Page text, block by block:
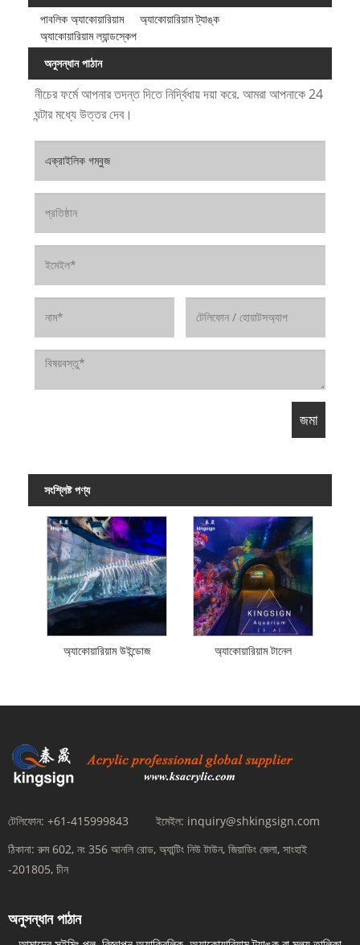
পাবলিক অ্যাকোয়ারিয়াম
অ্যাকোয়ারিয়াম ট্যাঙ্ক
অ্যাকোয়ারিয়াম ল্যান্ডস্কেপ
অনুসন্ধান পাঠান
নীচের ফর্মে আপনার তদন্ত দিতে নির্দ্বিধায় দয়া করে. আমরা আপনাকে 24
ঘন্টার মধ্যে উত্তর দেব।
সংশ্লিষ্ট পণ্য
অ্যাকোয়ারিয়াম উইন্ডোজ অ্যাকোয়ারিয়াম টানেল
টেলিফোন: +61-415999843 ইমেইল: inquiry@shkingsign.com
ঠিকানা: রুম 602, নং 356 আনলি রোড, অ্যান্টিং নিউ টাউন, জিয়াডিং জেলা, সাংহাই
-201805, চীন
অনুসন্ধান পাঠান